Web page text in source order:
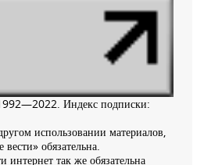
Индекс подписки:
использовании материалов,
обязательна.
интернет так же обязательна